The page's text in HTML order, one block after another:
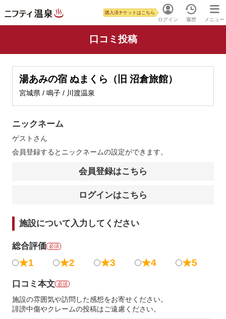
ログイン
購入済チケットはこちら
履歴 メニュー
口コミ投稿
湯あみの宿 ぬまくら（旧 沼倉旅館）
宮城県 / 鳴子 / 川渡温泉
ニックネーム
ゲスト さん
会員登録するとニックネームの設定ができます。
会員登録はこちら
ログインはこちら
施設について入力してください
総合評価 必須
★1 ★2 ★3 ★4 ★5
口コミ本文 必須
施設の雰囲気や訪問した感想をお寄せください。
誹謗中傷やクレームの投稿はご遠慮ください。